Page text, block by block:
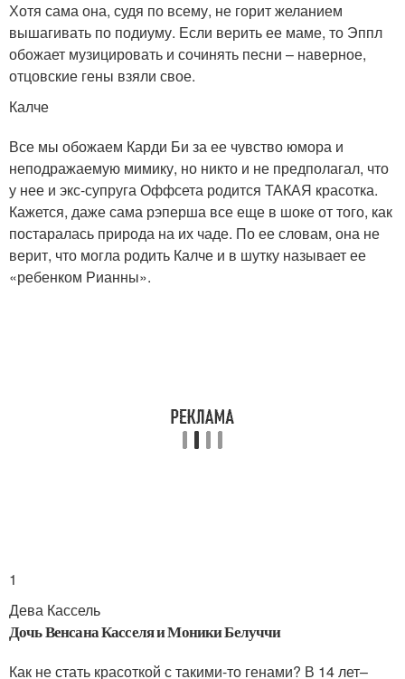
Хотя сама она, судя по всему, не горит желанием
вышагивать по подиуму. Если верить ее маме, то Эппл
обожает музицировать и сочинять песни – наверное,
отцовские гены взяли свое.
Калче
Все мы обожаем Карди Би за ее чувство юмора и
неподражаемую мимику, но никто и не предполагал, что
у нее и экс-супруга Оффсета родится ТАКАЯ красотка.
Кажется, даже сама рэперша все еще в шоке от того, как
постаралась природа на их чаде. По ее словам, она не
верит, что могла родить Калче и в шутку называет ее
«ребенком Рианны».
1
Дева Кассель
Дочь Венсана Касселя и Моники Белуччи
Как не стать красоткой с такими-то генами? В 14 лет–